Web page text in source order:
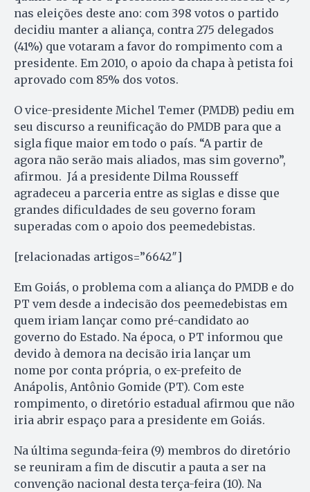
nas eleições deste ano: com 398 votos o partido
decidiu manter a aliança, contra 275 delegados
(41%) que votaram a favor do rompimento com a
presidente. Em 2010, o apoio da chapa à petista foi
aprovado com 85% dos votos.
O vice-presidente Michel Temer (PMDB) pediu em
seu discurso a reunificação do PMDB para que a
sigla fique maior em todo o país. “A partir de
agora não serão mais aliados, mas sim governo”,
afirmou. Já a presidente Dilma Rousseff
agradeceu a parceria entre as siglas e disse que
grandes dificuldades de seu governo foram
superadas com o apoio dos peemedebistas.
[relacionadas artigos=”6642″]
Em Goiás, o problema com a aliança do PMDB e do
PT vem desde a indecisão dos peemedebistas em
quem iriam lançar como pré-candidato ao
governo do Estado. Na época, o PT informou que
devido à demora na decisão iria lançar um
nome por conta própria, o ex-prefeito de
Anápolis, Antônio Gomide (PT). Com este
rompimento, o diretório estadual afirmou que não
iria abrir espaço para a presidente em Goiás.
Na última segunda-feira (9) membros do diretório
se reuniram a fim de discutir a pauta a ser na
convenção nacional desta terça-feira (10). Na